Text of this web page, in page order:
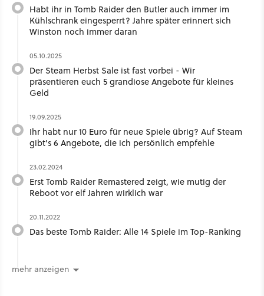
Habt ihr in Tomb Raider den Butler auch immer im
Kühlschrank eingesperrt? Jahre später erinnert sich
Winston noch immer daran
05.10.2025
Der Steam Herbst Sale ist fast vorbei - Wir
präsentieren euch 5 grandiose Angebote für kleines
Geld
19.09.2025
Ihr habt nur 10 Euro für neue Spiele übrig? Auf Steam
gibt's 6 Angebote, die ich persönlich empfehle
23.02.2024
Erst Tomb Raider Remastered zeigt, wie mutig der
Reboot vor elf Jahren wirklich war
20.11.2022
Das beste Tomb Raider: Alle 14 Spiele im Top-Ranking
mehr anzeigen